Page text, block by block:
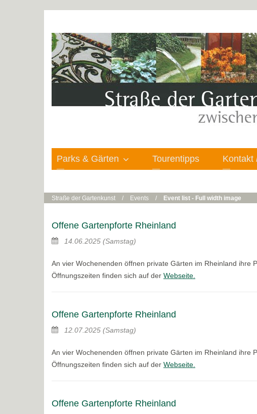
Parks & Gärten Tourentipps Kontakt
Straße der Gartenkunst / Events / Event list - Full width image
Offene Gartenpforte Rheinland
14.06.2025 (Samstag)
An vier Wochenenden öffnen private Gärten im Rheinland ihre
Öffnungszeiten finden sich auf der Webseite.
Offene Gartenpforte Rheinland
12.07.2025 (Samstag)
An vier Wochenenden öffnen private Gärten im Rheinland ihre
Öffnungszeiten finden sich auf der Webseite.
Offene Gartenpforte Rheinland